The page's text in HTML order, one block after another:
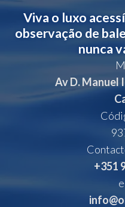
Viva o luxo
observação de
nunca
Av D. Manuel
+351